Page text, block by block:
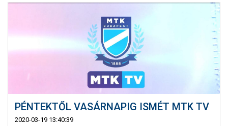
PÉNTEKTŐL VASÁRNAPIG ISMÉT MTK TV
2020-03-19 13:40:39